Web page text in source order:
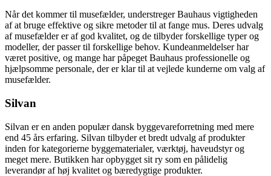
Når det kommer til musefælder, understreger Bauhaus vigtigheden
af ​​at bruge effektive og sikre metoder til at fange mus. Deres udvalg
af musefælder er af god kvalitet, og de tilbyder forskellige typer og
modeller, der passer til forskellige behov. Kundeanmeldelser har
været positive, og mange har påpeget Bauhaus professionelle og
hjælpsomme personale, der er klar til at vejlede kunderne om valg af
musefælder.
Silvan
Silvan er en anden populær dansk byggevareforretning med mere
end 45 års erfaring. Silvan tilbyder et bredt udvalg af produkter
inden for kategorierne byggematerialer, værktøj, haveudstyr og
meget mere. Butikken har opbygget sit ry som en pålidelig
leverandør af høj kvalitet og bæredygtige produkter.